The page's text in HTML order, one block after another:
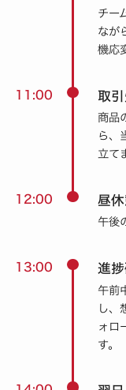
チー
なが
機応
11:00 取
商品
ら、
立て
12:00 昼
午後
13:00 進
午前
し、
ォロ
す。